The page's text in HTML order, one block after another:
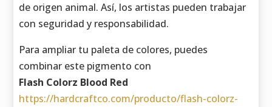
de origen animal. Así, los artistas pueden trabajar
con seguridad y responsabilidad.
Para ampliar tu paleta de colores, puedes
combinar este pigmento con
Flash Colorz Blood Red
https://hardcraftco.com/producto/flash-colorz-